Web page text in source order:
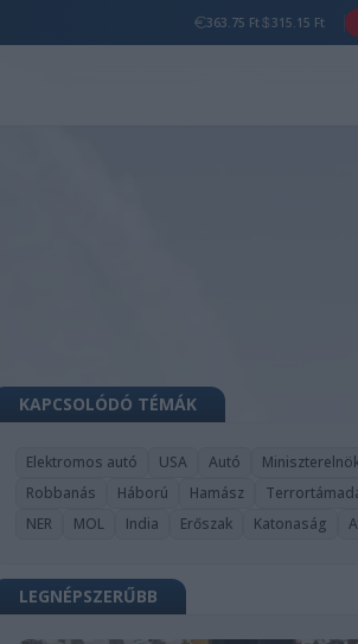
363.75 Ft 315.15 Ft
KAPCSOLÓDÓ TÉMÁK
Elektromos autó USA Autó
Robbanás
Háború Hamász
NER
MOL India Erőszak Katonaság
LEGNÉPSZERŰBB